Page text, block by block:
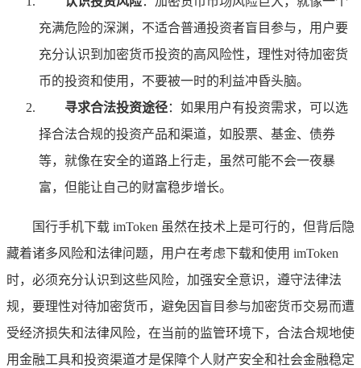
充满危险的深渊，不适合普通投资者盲目参与，用户要
充分认识到加密货币投资的高风险性，理性对待加密货
币的投资和使用，不要被一时的利益冲昏头脑。
寻求合法投资途径：如果用户有投资需求，可以选
择合法合规的投资产品和渠道，如股票、基金、债券
等，就像在安全的道路上行走，虽然可能不会一夜暴
富，但能让自己的财富稳步增长。
国行手机下载 imToken 虽然在技术上是可行的，但背后隐
藏着诸多风险和法律问题，用户在考虑下载和使用 imToken
时，必须充分认识到这些风险，加强安全意识，遵守法律法
规，要理性对待加密货币，避免因盲目参与加密货币交易而遭
受经济损失和法律风险，在当前的监管环境下，合法合规地使
用金融工具和投资渠道才是保障个人财产安全和社会金融稳定